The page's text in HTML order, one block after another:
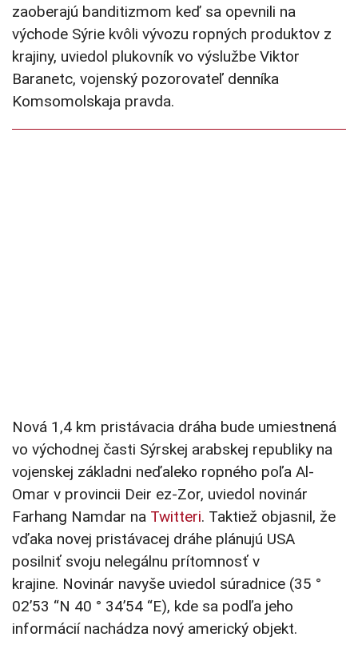
zaoberajú banditizmom keď sa opevnili na
východe Sýrie kvôli vývozu ropných produktov z
krajiny, uviedol plukovník vo výslužbe Viktor
Baranetc, vojenský pozorovateľ denníka
Komsomolskaja pravda.
Nová 1,4 km pristávacia dráha bude umiestnená
vo východnej časti Sýrskej arabskej republiky na
vojenskej základni neďaleko ropného poľa Al-
Omar v provincii Deir ez-Zor, uviedol novinár
Farhang Namdar na Twitteri. Taktiež objasnil, že
vďaka novej pristávacej dráhe plánujú USA
posilniť svoju nelegálnu prítomnosť v
krajine. Novinár navyše uviedol súradnice (35 °
02’53 “N 40 ° 34’54 “E), kde sa podľa jeho
informácií nachádza nový americký objekt.